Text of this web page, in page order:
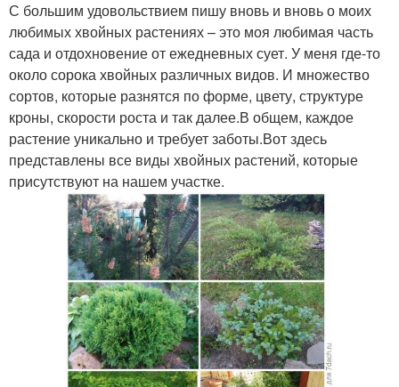
С большим удовольствием пишу вновь и вновь о моих
любимых хвойных растениях – это моя любимая часть
сада и отдохновение от ежедневных сует. У меня где-то
около сорока хвойных различных видов. И множество
сортов, которые разнятся по форме, цвету, структуре
кроны, скорости роста и так далее.В общем, каждое
растение уникально и требует заботы.Вот здесь
представлены все виды хвойных растений, которые
присутствуют на нашем участке.